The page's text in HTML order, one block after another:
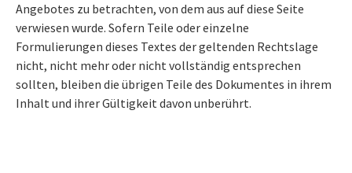
Angebotes zu betrachten, von dem aus auf diese Seite
verwiesen wurde. Sofern Teile oder einzelne
Formulierungen dieses Textes der geltenden Rechtslage
nicht, nicht mehr oder nicht vollständig entsprechen
sollten, bleiben die übrigen Teile des Dokumentes in ihrem
Inhalt und ihrer Gültigkeit davon unberührt.